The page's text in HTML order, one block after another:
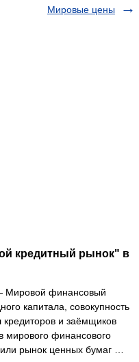
Мировые цены
кредитный рынок" в
Мировой финансовый
капитала, совокупность
и заёмщиков
мирового финансового
рынок ценных бумаг …